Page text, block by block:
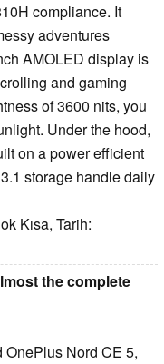
compliance. It
adventures
AMOLED display is
and gaming
of 3600 nits, you
Under the hood,
on a power efficient
storage handle daily
Kısa, Tarih:
the complete
Nord CE 5,